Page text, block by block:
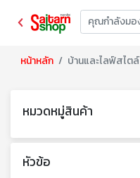
หน้าหลัก บ้านและไลฟ์สไตล์
หมวดหมู่สินค้า
หัวข้อ